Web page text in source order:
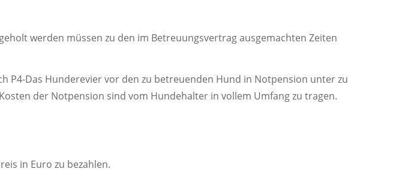
werden müssen zu den im Betreuungsvertrag ausgemachten Zeiten
P4-Das Hunderevier vor den zu betreuenden Hund in Notpension unter zu
der Notpension sind vom Hundehalter in vollem Umfang zu tragen.
in Euro zu bezahlen.